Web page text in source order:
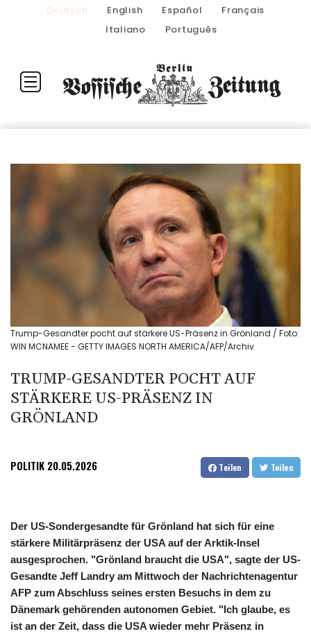
Deutsch English Español
Français
Italiano
Português
Trump-Gesandter pocht auf stärkere US-Präsenz in Grönland / Foto:
WIN MCNAMEE - GETTY IMAGES NORTH AMERICA/AFP/Archiv
TRUMP-GESANDTER POCHT AUF
STÄRKERE US-PRÄSENZ IN
GRÖNLAND
POLITIK 20.05.2026 Teilen Teilen
Der US-Sondergesandte für Grönland hat sich für eine
stärkere Militärpräsenz der USA auf der Arktik-Insel
ausgesprochen. "Grönland braucht die USA", sagte der US-
Gesandte Jeff Landry am Mittwoch der Nachrichtenagentur
AFP zum Abschluss seines ersten Besuchs in dem zu
Dänemark gehörenden autonomen Gebiet. "Ich glaube, es
ist an der Zeit, dass die USA wieder mehr Präsenz in